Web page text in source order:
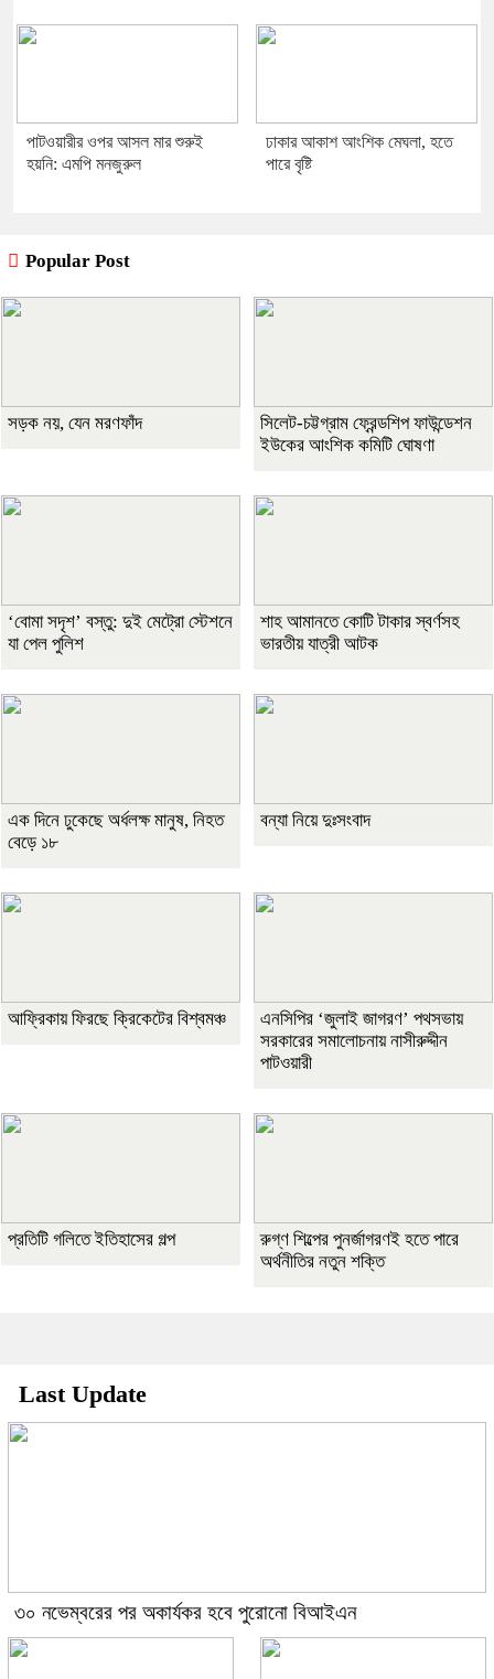
পাটওয়ারীর ওপর আসল মার শুরুই
হয়নি: এমপি মনজুরুল
ঢাকার আকাশ আংশিক মেঘলা, হতে
পারে বৃষ্টি
Popular Post
সড়ক নয়, যেন মরণফাঁদ
সিলেট-চট্টগ্রাম ফ্রেন্ডশিপ ফাউন্ডেশন
ইউকের আংশিক কমিটি ঘোষণা
‘বোমা সদৃশ’ বস্তু: দুই মেট্রো স্টেশনে
যা পেল পুলিশ
শাহ আমানতে কোটি টাকার স্বর্ণসহ
ভারতীয় যাত্রী আটক
এক দিনে ঢুকেছে অর্ধলক্ষ মানুষ, নিহত
বেড়ে ১৮
বন্যা নিয়ে দুঃসংবাদ
আফ্রিকায় ফিরছে ক্রিকেটের বিশ্বমঞ্চ
এনসিপির ‘জুলাই জাগরণ’ পথসভায়
সরকারের সমালোচনায় নাসীরুদ্দীন
পাটওয়ারী
প্রতিটি গলিতে ইতিহাসের গল্প
রুগ্ণ শিল্পের পুনর্জাগরণই হতে পারে
অর্থনীতির নতুন শক্তি
Last Update
৩০ নভেম্বরের পর অকার্যকর হবে পুরোনো বিআইএন